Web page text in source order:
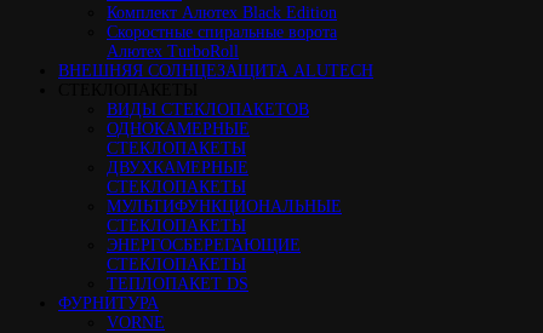
Комплект Алютех Black Edition
Скоростные спиральные ворота
Алютех TurboRoll
ВНЕШНЯЯ СОЛНЦЕЗАЩИТА ALUTECH
ВИДЫ СТЕКЛОПАКЕТОВ
ОДНОКАМЕРНЫЕ
СТЕКЛОПАКЕТЫ
ДВУХКАМЕРНЫЕ
СТЕКЛОПАКЕТЫ
МУЛЬТИФУНКЦИОНАЛЬНЫЕ
СТЕКЛОПАКЕТЫ
ЭНЕРГОСБЕРЕГАЮЩИЕ
СТЕКЛОПАКЕТЫ
ТЕПЛОПАКЕТ DS
ФУРНИТУРА
VORNE